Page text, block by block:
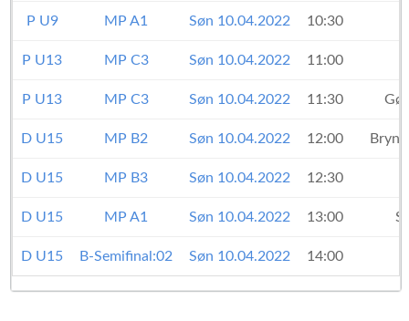
P U9 MP A1 Søn 10.04.2022 10:30
P U13 MP C3 Søn 10.04.2022 11:00
P U13 MP C3 Søn 10.04.2022 11:30
D U15 MP B2 Søn 10.04.2022 12:00
D U15 MP B3 Søn 10.04.2022 12:30
D U15 MP A1 Søn 10.04.2022 13:00
D U15 B-Semifinal:02 Søn 10.04.2022 14:00